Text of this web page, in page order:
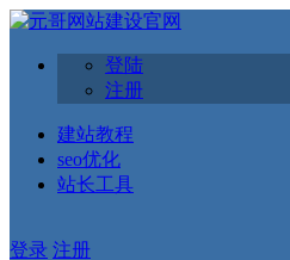
登陆
注册
建站教程
seo优化
站长工具
登录 注册